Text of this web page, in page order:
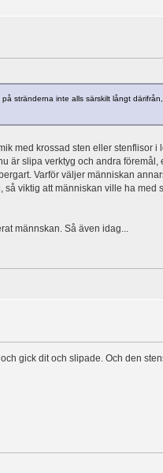
stränderna inte alls särskilt långt
med krossad sten eller stenflisor i
är slipa verktyg och andra föremål,
Varför väljer människan
viktig att människan ville ha med
männskan. Så även idag...
gick dit och slipade. Och den